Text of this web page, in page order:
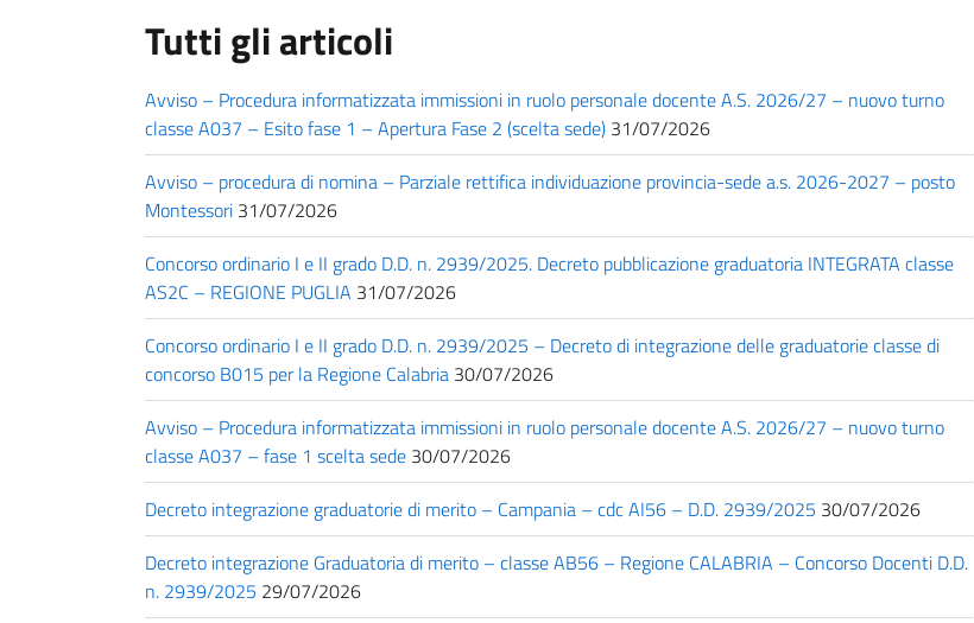
Tutti gli articoli
Avviso – Procedura informatizzata immissioni in ruolo personale docente A.S. 2026/27 – nuovo turno
classe A037 – Esito fase 1 – Apertura Fase 2 (scelta sede) 31/07/2026
Avviso – procedura di nomina – Parziale rettifica individuazione provincia-sede a.s. 2026-2027 – posto
Montessori 31/07/2026
Concorso ordinario I e II grado D.D. n. 2939/2025. Decreto pubblicazione graduatoria INTEGRATA classe
AS2C – REGIONE PUGLIA 31/07/2026
Concorso ordinario I e II grado D.D. n. 2939/2025 – Decreto di integrazione delle graduatorie classe di
concorso B015 per la Regione Calabria 30/07/2026
Avviso – Procedura informatizzata immissioni in ruolo personale docente A.S. 2026/27 – nuovo turno
classe A037 – fase 1 scelta sede 30/07/2026
Decreto integrazione graduatorie di merito – Campania – cdc AI56 – D.D. 2939/2025 30/07/2026
Decreto integrazione Graduatoria di merito – classe AB56 – Regione CALABRIA – Concorso Docenti D.D.
n. 2939/2025 29/07/2026